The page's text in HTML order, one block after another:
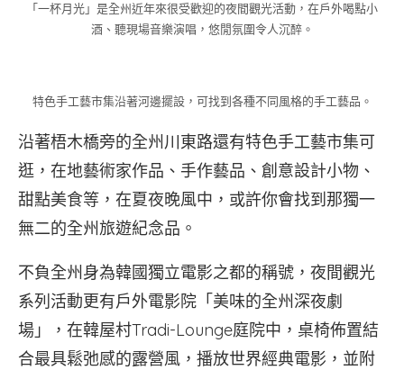
「一杯月光」是全州近年來很受歡迎的夜間觀光活動，在戶外喝點小
酒、聽現場音樂演唱，悠閒氛圍令人沉醉。
特色手工藝市集沿著河邊擺設，可找到各種不同風格的手工藝品。
沿著梧木橋旁的全州川東路還有特色手工藝市集可
逛，在地藝術家作品、手作藝品、創意設計小物、
甜點美食等，在夏夜晚風中，或許你會找到那獨一
無二的全州旅遊紀念品。
不負全州身為韓國獨立電影之都的稱號，夜間觀光
系列活動更有戶外電影院「美味的全州深夜劇
場」，在韓屋村Tradi-Lounge庭院中，桌椅佈置結
合最具鬆弛感的露營風，播放世界經典電影，並附